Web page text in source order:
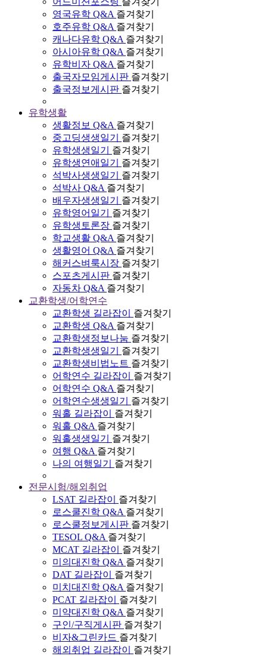
영국유학 Q&A 즐겨찾기
호주유학 Q&A 즐겨찾기
캐나다유학 Q&A 즐겨찾기
아시아유학 Q&A 즐겨찾기
유학비자 Q&A 즐겨찾기
출국자모임게시판 즐겨찾기
출국정보게시판 즐겨찾기
유학생활
생활정보 Q&A 즐겨찾기
중고딩생생일기
즐겨찾기
유학생생일기
즐겨찾기
유학생연애일기
즐겨찾기
석박사생생일기
즐겨찾기
석박사 Q&A 즐겨찾기
배우자생생일기
즐겨찾기
유학영어일기
즐겨찾기
유학생토론장 즐겨찾기
학교생활 Q&A 즐겨찾기
생활영어 Q&A 즐겨찾기
해커스벼룩시장 즐겨찾기
스포츠게시판 즐겨찾기
자동차 Q&A 즐겨찾기
교환학생/어학연수
교환학생 길라잡이
즐겨찾기
교환학생 Q&A 즐겨찾기
교환학생정보나눔 즐겨찾기
교환학생생일기
즐겨찾기
교환학생비법노트 즐겨찾기
어학연수 길라잡이
즐겨찾기
어학연수 Q&A 즐겨찾기
어학연수생생일기
즐겨찾기
워홀 길라잡이
즐겨찾기
워홀 Q&A 즐겨찾기
워홀생생일기
즐겨찾기
여행 Q&A 즐겨찾기
나의 여행일기
즐겨찾기
전문시험/해외취업
LSAT 길라잡이
즐겨찾기
로스쿨진학 Q&A 즐겨찾기
로스쿨정보게시판 즐겨찾기
TESOL Q&A 즐겨찾기
MCAT 길라잡이
즐겨찾기
미의대진학 Q&A 즐겨찾기
DAT 길라잡이
즐겨찾기
미치대진학 Q&A 즐겨찾기
PCAT 길라잡이
즐겨찾기
미약대진학 Q&A 즐겨찾기
구인/구직게시판 즐겨찾기
비자&그린카드 즐겨찾기
해외취업 길라잡이
즐겨찾기